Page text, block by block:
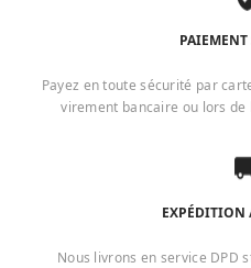
PAIEMENT
Payez en toute sécurité par
virement bancaire ou lors
Nous livrons en service DPD